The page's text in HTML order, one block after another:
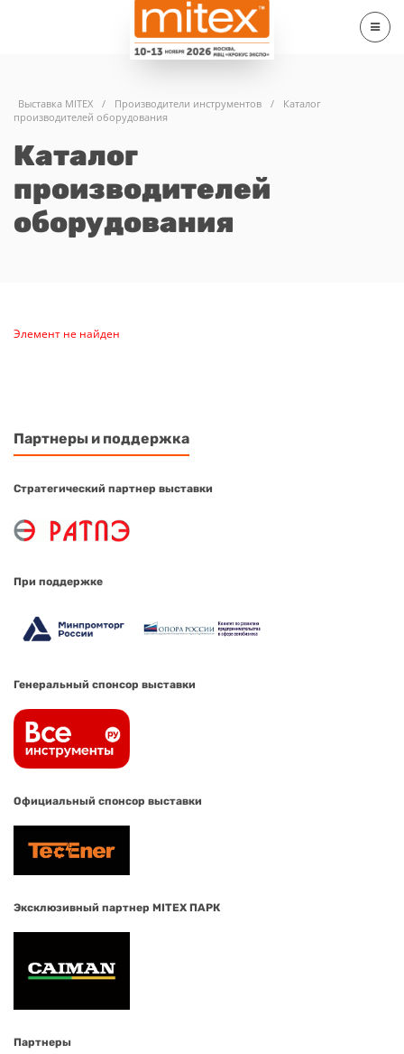
Выставка MITEX / Производители инструментов /
Каталог
производителей оборудования
Каталог
производителей
оборудования
Элемент не найден
Партнеры и поддержка
Стратегический партнер выставки
При поддержке
Генеральный спонсор выставки
Официальный спонсор выставки
Эксклюзивный партнер MITEX ПАРК
Партнеры